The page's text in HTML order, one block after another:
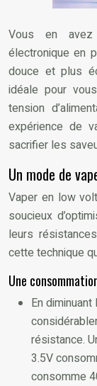
Vous en
électronique en
douce et plus
idéale pour
tension
expérience de
sacrifier les
Un mode de
Vaper en low
soucieux
leurs
cette technique
Une
En
résistance.
3.5V
consomme